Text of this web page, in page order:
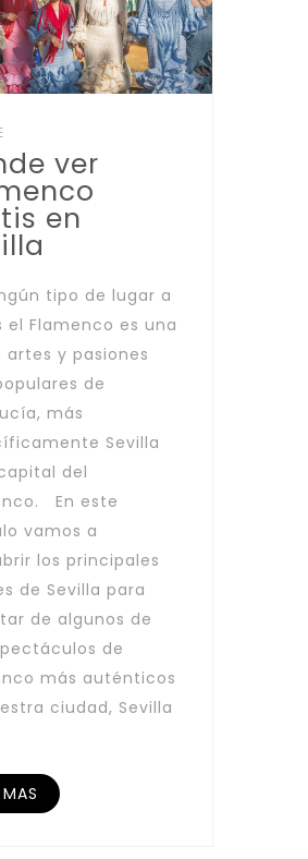
ver
en
tipo de lugar a
el Flamenco es una
artes y pasiones
de
más
Sevilla
del
En este
vamos a
los principales
de Sevilla para
de algunos de
de
más auténticos
ciudad, Sevilla
MAS